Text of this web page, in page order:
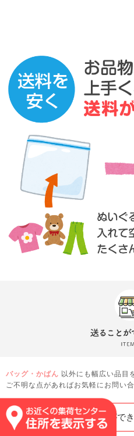
バッグ・かばん 以外にも幅広い品目
ご不明な点があればお気軽にお問い
送ることがで